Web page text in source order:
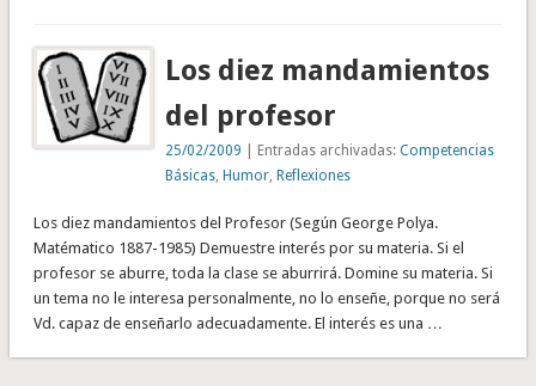
Los diez mandamientos
del profesor
25/02/2009 | Entradas archivadas:Competencias
Básicas ,Humor ,Reflexiones
Los diez mandamientos del Profesor (Según George Polya.
Matématico 1887-1985) Demuestre interés por su materia. Si el
profesor se aburre, toda la clase se aburrirá. Domine su materia. Si
un tema no le interesa personalmente, no lo enseñe, porque no será
Vd. capaz de enseñarlo adecuadamente. El interés es una …